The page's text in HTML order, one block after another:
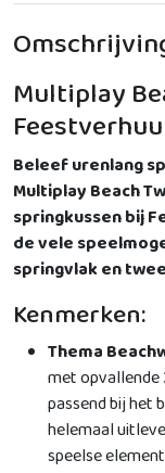
Multiplay
Beleef urenlang
Multiplay Beach
springkussen bij
de vele
springvlak en
Kenmerken:
Thema
met
passend bij het
helemaal
speelse